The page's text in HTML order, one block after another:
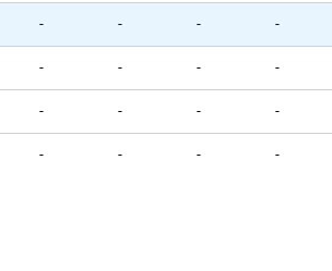
- - - -
- - - -
- - - -
- - - -